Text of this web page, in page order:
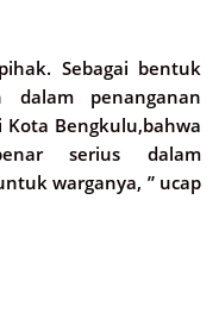
Sebagai bentuk
dalam penanganan
Bengkulu,bahwa
serius dalam
warganya, ” ucap